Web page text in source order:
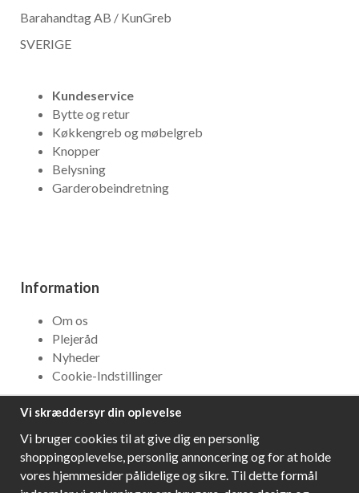
Barahandtag AB / KunGreb
SVERIGE
Kundeservice
Bytte og retur
Køkkengreb og møbelgreb
Knopper
Belysning
Garderobeindretning
Information
Om os
Plejeråd
Nyheder
Cookie-Indstillinger
NYHEDSBREV
Få bedste tilbud og\r spændende nye produkter!
Vi skræddersyr din oplevelse
Vi bruger cookies til at give dig en personlig
shoppingoplevelse, personlig annoncering og for at holde
vores hjemmesider pålidelige og sikre. Til dette formål